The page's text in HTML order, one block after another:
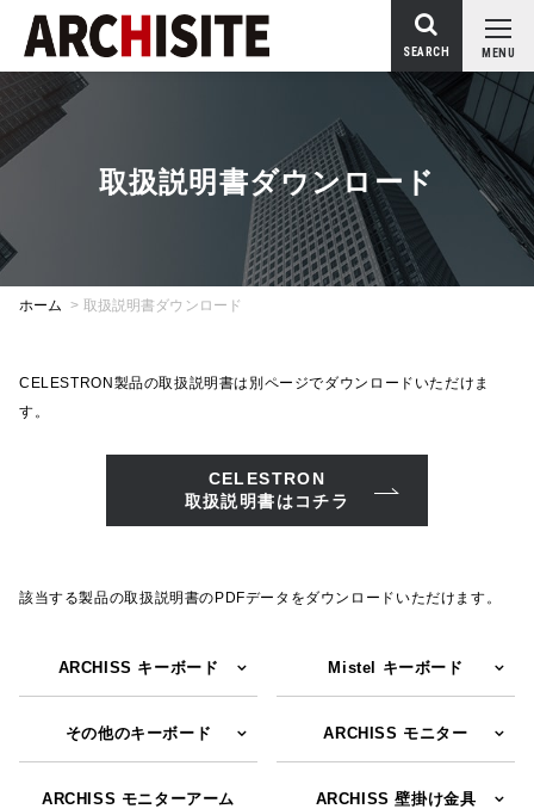
MENU
SEARCH
取扱説明書ダウンロード
ホーム > 取扱説明書ダウンロード
CELESTRON製品の取扱説明書は別ページでダウンロードいただけま
す。
CELESTRON
取扱説明書はコチラ
該当する製品の取扱説明書のPDFデータをダウンロードいただけます。
ARCHISS キーボード Mistel キーボード
その他のキーボード ARCHISS モニター
ARCHISS モニターアーム
ARCHISS 壁掛け金具